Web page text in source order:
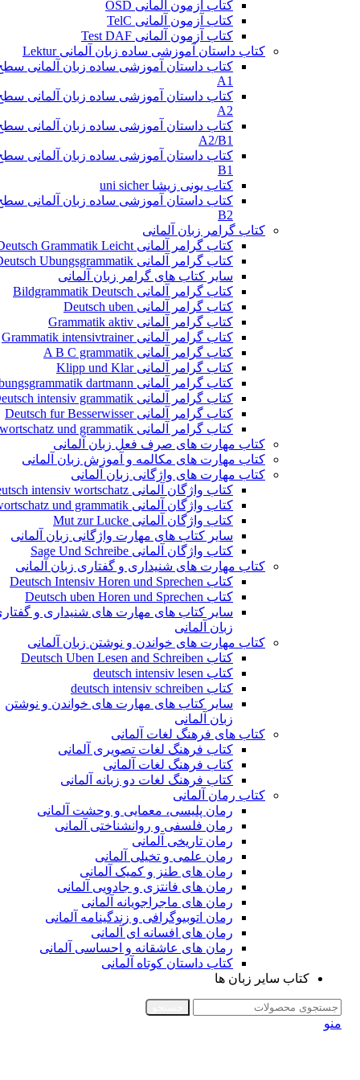
کتاب آزمون آلمانی OSD
کتاب آزمون آلمانی TelC
کتاب آزمون آلمانی Test DAF
کتاب داستان آموزشی ساده زبان آلمانی Lektur
کتاب داستان آموزشی ساده زبان آلمانی
A1
کتاب داستان آموزشی ساده زبان آلمانی
A2
کتاب داستان آموزشی ساده زبان آلمانی
A2/B1
کتاب داستان آموزشی ساده زبان آلمانی
B1
کتاب یونی زیشا uni sicher
کتاب داستان آموزشی ساده زبان آلمانی
B2
کتاب گرامر زبان آلمانی
کتاب گرامر آلمانی Deutsch Grammatik Leicht
کتاب گرامر آلمانی Deutsch Ubungsgrammatik
سایر کتاب های گرامر زبان آلمانی
کتاب گرامر آلمانی Bildgrammatik Deutsch
کتاب گرامر آلمانی Deutsch uben
کتاب گرامر آلمانی Grammatik aktiv
کتاب گرامر آلمانی Grammatik intensivtrainer
کتاب گرامر آلمانی A B C grammatik
کتاب گرامر آلمانی Klipp und Klar
کتاب گرامر آلمانی Ubungsgrammatik dartmann
کتاب گرامر آلمانی Deutsch intensiv grammatik
کتاب گرامر آلمانی Deutsch fur Besserwisser
کتاب گرامر آلمانی wortschatz und grammatik
کتاب مهارت های صرف فعل زبان آلمانی
کتاب مهارت های مکالمه و آموزش زبان آلمانی
کتاب مهارت های واژگانی زبان آلمانی
کتاب واژگان آلمانی Deutsch intensiv wortschatz
کتاب واژگان آلمانی wortschatz und grammatik
کتاب واژگان آلمانی Mut zur Lucke
سایر کتاب های مهارت واژگانی زبان آلمانی
کتاب واژگان آلمانی Sage Und Schreibe
کتاب مهارت های شنیداری و گفتاری زبان آلمانی
کتاب Deutsch Intensiv Horen und Sprechen
کتاب Deutsch uben Horen und Sprechen
سایر کتاب های مهارت های شنیداری و
زبان آلمانی
کتاب مهارت های خواندن و نوشتن زبان آلمانی
کتاب Deutsch Uben Lesen and Schreiben
کتاب deutsch intensiv lesen
کتاب deutsch intensiv schreiben
سایر کتاب های مهارت های خواندن و نوشتن
زبان آلمانی
کتاب های فرهنگ لغات آلمانی
کتاب فرهنگ لغات تصویری آلمانی
کتاب فرهنگ لغات آلمانی
کتاب فرهنگ لغات دو زبانه آلمانی
کتاب رمان آلمانی
رمان پلیسی، معمایی و وحشت آلمانی
رمان فلسفی و روانشناختی آلمانی
رمان تاریخی آلمانی
رمان علمی و تخیلی آلمانی
رمان های طنز و کمیک آلمانی
رمان های فانتزی و جادویی آلمانی
رمان های ماجراجویانه آلمانی
رمان اتوبیوگرافی و زندگینامه آلمانی
رمان های افسانه ای آلمانی
رمان های عاشقانه و احساسی آلمانی
کتاب داستان کوتاه آلمانی
کتاب سایر زبان ها
منو